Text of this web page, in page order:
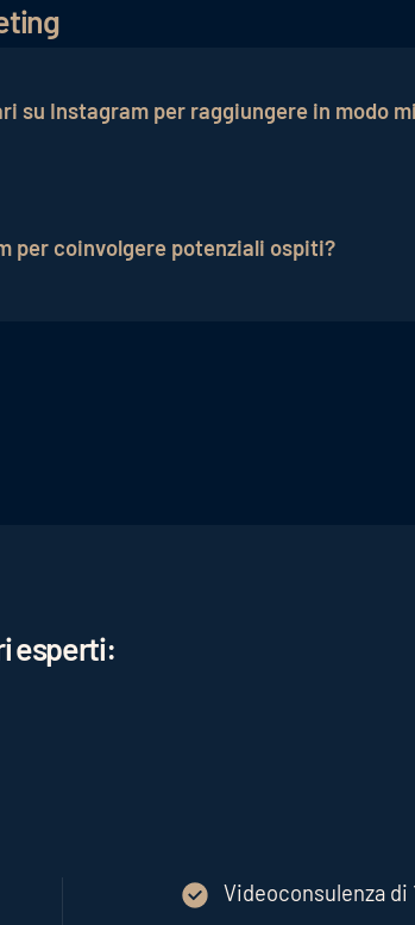
su Instagram per raggiungere in modo
camera.
per coinvolgere potenziali ospiti?
esperti:
Videoconsulenza